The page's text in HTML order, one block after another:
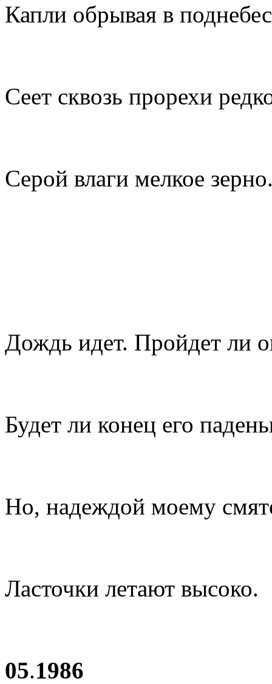
Капли обрывая в
Сеет сквозь прорехи
Серой влаги мелкое
Дождь идет. Пройдет ли
Будет ли конец его
Но, надеждой моему
Ласточки летают высоко.
05.1986